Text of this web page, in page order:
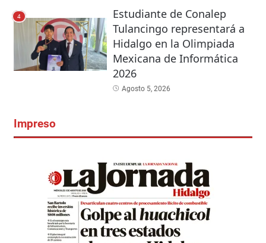
4
Estudiante de Conalep
Tulancingo representará a
Hidalgo en la Olimpiada
Mexicana de Informática
2026
Agosto 5, 2026
Impreso